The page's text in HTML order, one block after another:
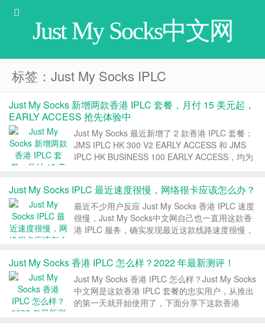
Just My Socks中文网
标签：Just My Socks IPLC
Just My Socks 新增两款香港 IPLC 套餐，月付 15 美元起，
EARLY ACCESS 抢先体验中
Just My Socks 最近新增了 2 款香港 IPLC 套餐：
JMS IPLC HK 300 V2 EARLY ACCESS 和 JMS
IPLC HK BUSINESS 100 EARLY ACCESS，均为
Just My Socks IPLC 最近速度很慢，网络很卡应该怎么办？
最近不少用户反应 Just My Socks 香港 IPLC 速度
很慢，Just My Socks中文网自己也一直用这款香
港 IPLC 服务，确实发现最近这款线路速度很慢，
回复。 一、套餐...
Just My Socks 香港 IPLC 怎么样？2022 年最新测评！
Just My Socks 香港 IPLC 怎么样？Just My Socks
中文网是这款香港 IPLC 套餐的忠实用户，从推出
的第一天就开始使用了，下面分享下这款香港